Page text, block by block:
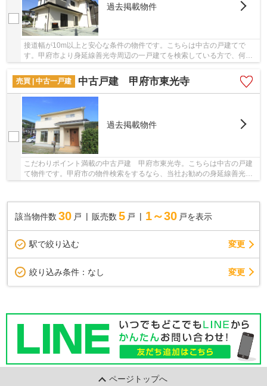
過去掲載物件
接道幅が10m以上と安心な条件の物件です。こちらは中古の戸建てで
す。甲府市より身延線善光寺周辺の一戸建てを検索している方で、何か
売買 | 中古一戸建
中古戸建 甲府市東光寺
過去掲載物件
こだわりポイント満載の中古戸建 甲府市東光寺。こちらは中古の戸建
て物件です。甲府市の物件検索をするなら、当社お勧めの身延線善光寺
該当物件数 30 戸 販売数 5 戸 1～30 戸を表示
駅で絞り込む 変更
絞り込み条件： なし 変更
ページトップへ